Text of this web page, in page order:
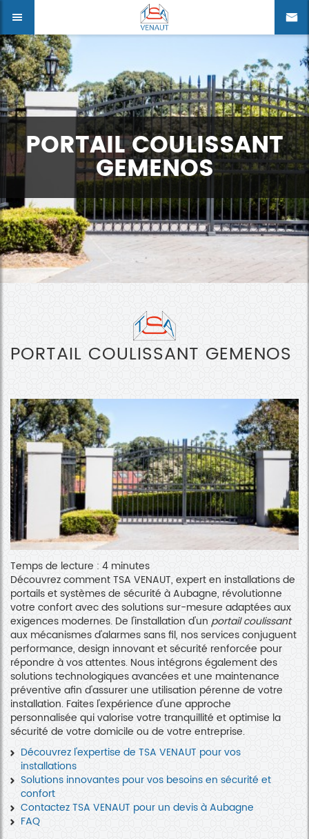
PORTAIL COULISSANT
GEMENOS
PORTAIL COULISSANT GEMENOS
Temps de lecture : 4 minutes
Découvrez comment TSA VENAUT, expert en installations de
portails et systèmes de sécurité à Aubagne, révolutionne
votre confort avec des solutions sur-mesure adaptées aux
exigences modernes. De l'installation d'un portail coulissant
aux mécanismes d'alarmes sans fil, nos services conjuguent
performance, design innovant et sécurité renforcée pour
répondre à vos attentes. Nous intégrons également des
solutions technologiques avancées et une maintenance
préventive afin d'assurer une utilisation pérenne de votre
installation. Faites l'expérience d'une approche
personnalisée qui valorise votre tranquillité et optimise la
sécurité de votre domicile ou de votre entreprise.
Découvrez l'expertise de TSA VENAUT pour vos
installations
Solutions innovantes pour vos besoins en sécurité et
confort
Contactez TSA VENAUT pour un devis à Aubagne
FAQ